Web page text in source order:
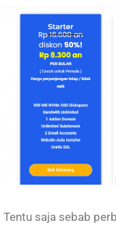
Tentu saja sebab